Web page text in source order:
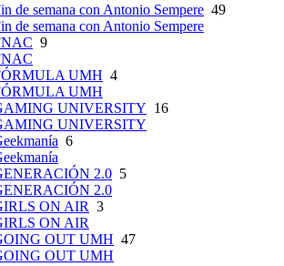
de semana con Antonio Sempere 49
de semana con Antonio Sempere
9
UMH 4
UMH
UNIVERSITY 16
UNIVERSITY
6
2.0 5
2.0
ON AIR 3
ON AIR
OUT UMH 47
OUT UMH